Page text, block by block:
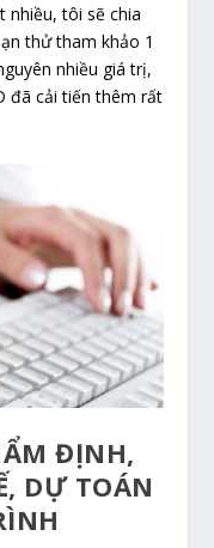
nhiều, tôi sẽ chia
thử tham khảo 1
nhiều giá trị,
đã cải tiến thêm rất
ĐỊNH,
DỰ TOÁN